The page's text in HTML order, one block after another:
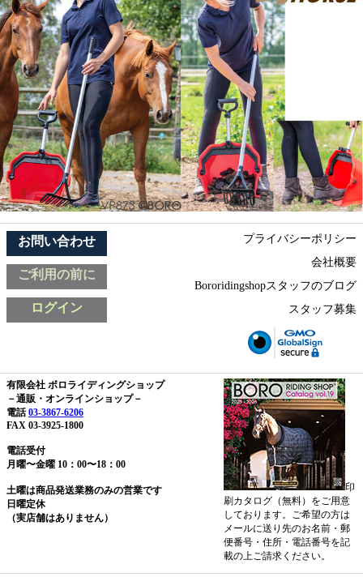
お問い合わせ
ご利用の前に
ログイン
プライバシーポリシー
会社概要
Bororidingshopスタッフのブログ
スタッフ募集
有限会社 ボロライディングショップ
－通販・オンラインショップ－
電話03-3867-6206
FAX 03-3925-1800
電話受付
月曜〜金曜 10：00〜18：00
土曜は商品発送業務のみの営業です
日曜定休
（実店舗はありません）
印
刷カタログ（無料）をご用意
しております。ご希望の方は
メールに送り先のお名前・郵
便番号・住所・電話番号を記
載の上ご請求ください。